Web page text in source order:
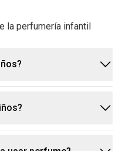
la perfumería infantil
de los niños.